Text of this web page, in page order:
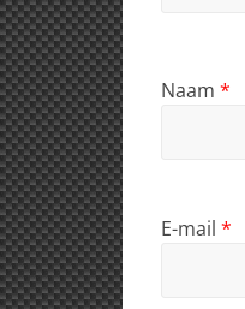
Naam *
E-mail *